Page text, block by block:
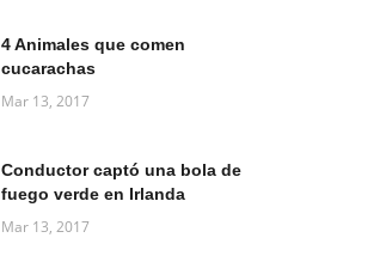
4 Animales que comen
cucarachas
Mar 13, 2017
Conductor captó una bola de
fuego verde en Irlanda
Mar 13, 2017